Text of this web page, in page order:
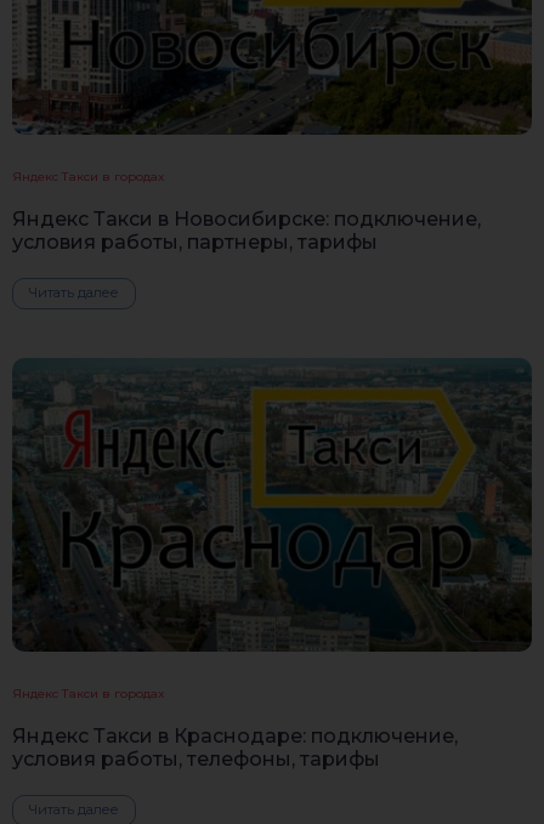
Яндекс Такси в городах
Яндекс Такси в Новосибирске: подключение,
условия работы, партнеры, тарифы
Читать далее
Яндекс Такси в городах
Яндекс Такси в Краснодаре: подключение,
условия работы, телефоны, тарифы
Читать далее